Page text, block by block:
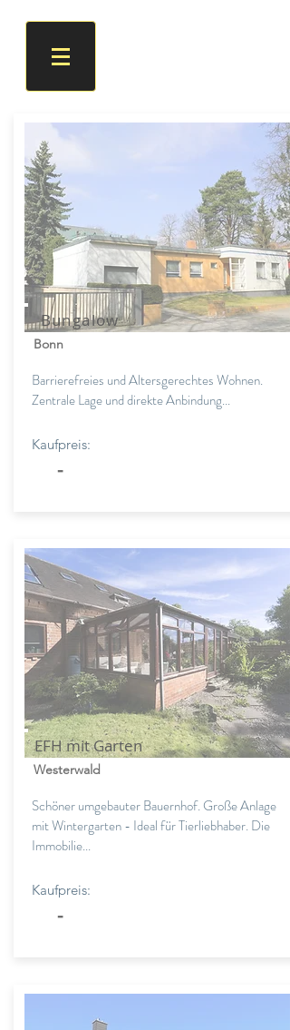
Bungalow
Bonn
Barrierefreies und Altersgerechtes Wohnen.
Zentrale Lage und direkte Anbindung...
Kaufpreis:
-
EFH mit Garten
Westerwald
Schöner umgebauter Bauernhof. Große Anlage
mit Wintergarten - Ideal für Tierliebhaber. Die
Immobilie...
Kaufpreis:
-